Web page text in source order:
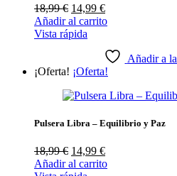
18,99€ El
precio
original
18,99 €.
14,99 €El
precio
14,99 €.
Añadir al carrito
Vista rápida
Añadir a
¡Oferta! ¡Oferta!
Pulsera Libra – Equilibrio y Paz
18,99€ El
precio
14,99 €El
precio
Añadir al carrito